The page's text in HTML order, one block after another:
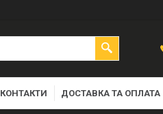
КОНТАКТИ ДОСТАВКА ТА ОПЛАТА